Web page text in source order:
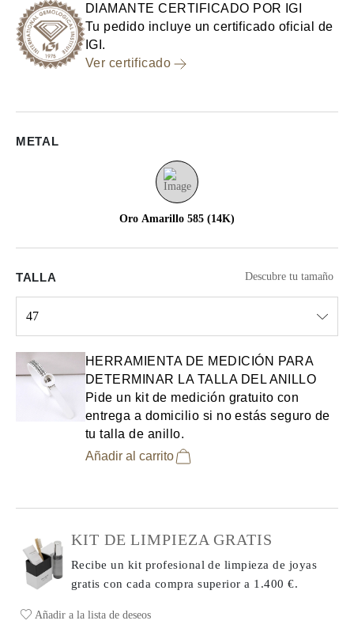
DIAMANTE CERTIFICADO POR IGI
Tu pedido incluye un certificado oficial de
IGI.
Ver certificado
METAL
Oro Amarillo 585 (14K)
TALLA Descubre tu tamaño
47
HERRAMIENTA DE MEDICIÓN PARA
DETERMINAR LA TALLA DEL ANILLO
Pide un kit de medición gratuito con
entrega a domicilio si no estás seguro de
tu talla de anillo.
Añadir al carrito
KIT DE LIMPIEZA GRATIS
Recibe un kit profesional de limpieza de joyas
gratis con cada comprasuperior a 1.400 €.
Añadir a la lista de deseos